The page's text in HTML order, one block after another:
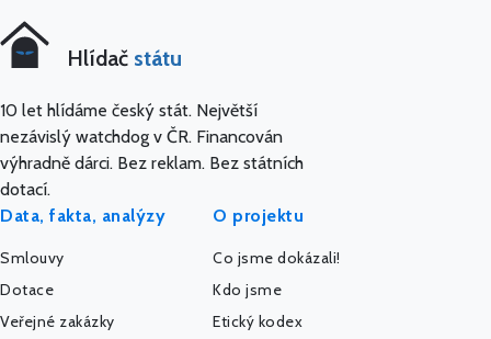
Hlídač státu
10 let hlídáme český stát. Největší
nezávislý watchdog v ČR. Financován
výhradně dárci. Bez reklam. Bez státních
dotací.
Data, fakta, analýzy
Smlouvy
Dotace
Veřejné zakázky
O projektu
Co jsme dokázali!
Kdo jsme
Etický kodex